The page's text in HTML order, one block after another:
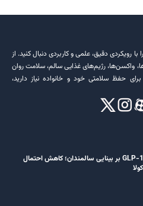
رویکردی دقیق، علمی و کاربردی دنبال کنید. از
واکسن‌ها، رژیم‌های غذایی سالم، سلامت روان
حفظ سلامتی خود و خانواده نیاز دارید،
تاثیر داروهای لاغری GLP-1 بر بینایی سالمندان؛ کاهش احتمال